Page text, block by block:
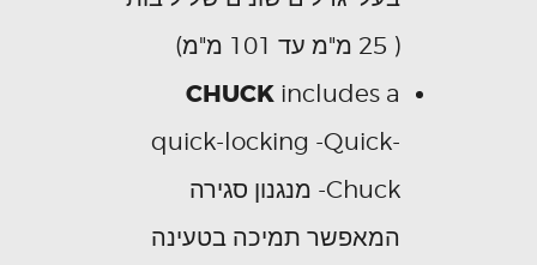
( 25 מ"מ עד 101 מ"מ)
CHUCK includes a
quick-locking -Quick-
Chuck- מנגנון סגירה
המאפשר תמיכה בטעינה